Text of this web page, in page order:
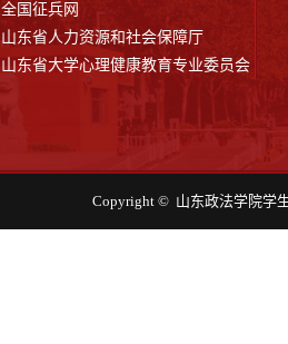
全国征兵网
山东省人力资源和社会保障厅
山东省大学心理健康教育专业委员会
Copyright © 山东政法学院学